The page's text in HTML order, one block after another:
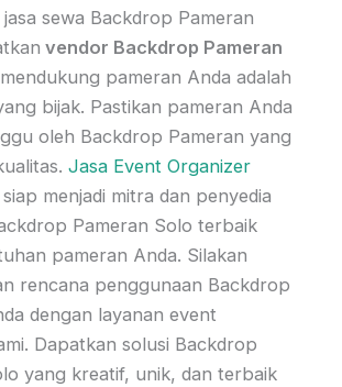
sewa Backdrop Pameran
vendor Backdrop Pameran
pameran Anda adalah
bijak. Pastikan pameran Anda
oleh Backdrop Pameran yang
Jasa Event Organizer
menjadi mitra dan penyedia
Pameran Solo terbaik
pameran Anda. Silakan
rencana penggunaan Backdrop
dengan layanan event
Dapatkan solusi Backdrop
yang kreatif, unik, dan terbaik